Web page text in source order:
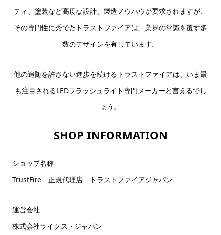
ティ、塗装など高度な設計、製造ノウハウが要求されますが、
その専門性に秀でたトラストファイアは、業界の常識を覆す多
数のデザインを有しています。
他の追随を許さない進歩を続けるトラストファイアは、いま最
も注目されるLEDフラッシュライト専門メーカーと言えるでし
ょう。
SHOP INFORMATION
ショップ名称
TrustFire 正規代理店 トラストファイアジャパン
運営会社
株式会社ライクス・ジャパン